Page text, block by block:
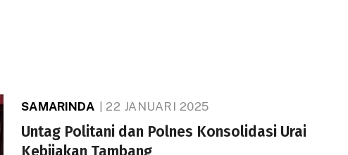
SAMARINDA 22 JANUARI 2025
Untag Politani dan Polnes Konsolidasi Urai